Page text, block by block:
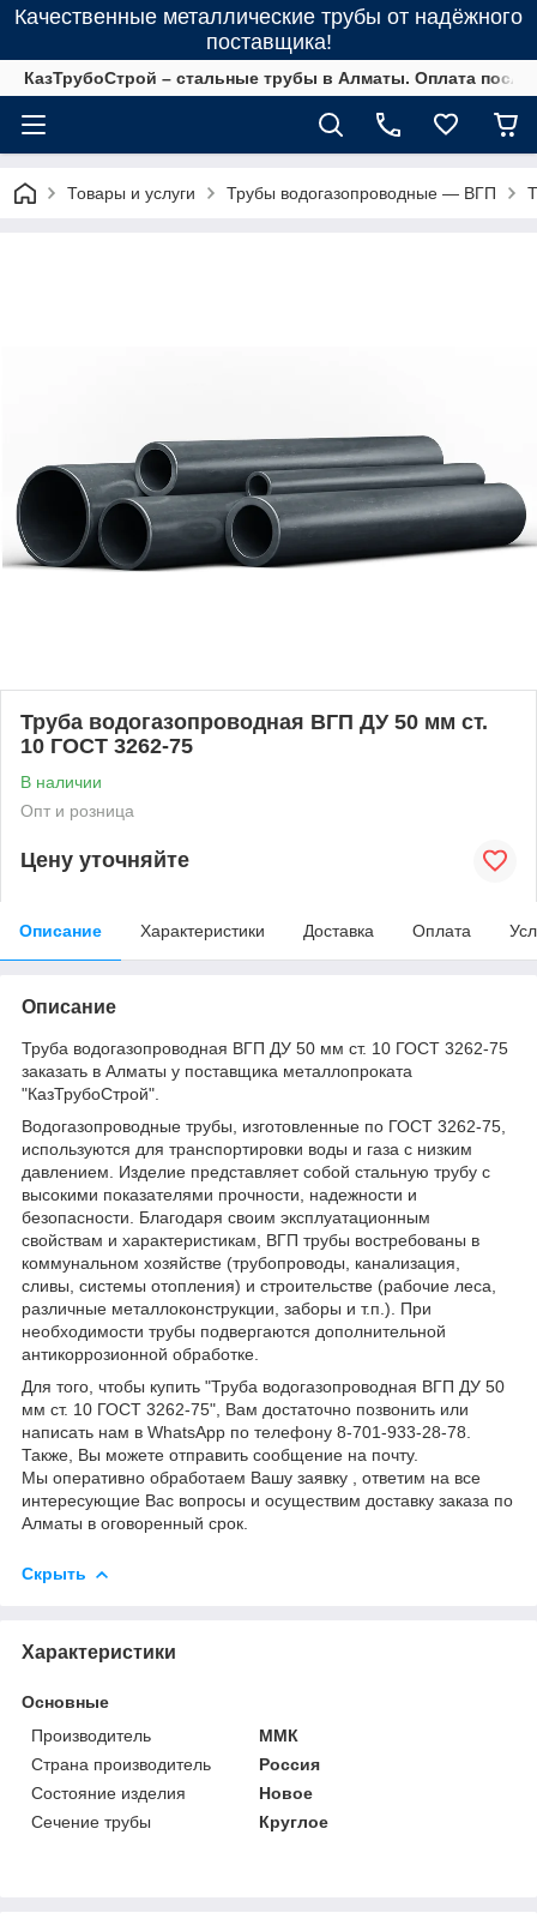
Качественные металлические трубы от надёжного
поставщика!
КазТрубоСтрой – стальные трубы в Алматы. Оплата
Товары и услуги Трубы водогазопроводные ― ВГП
Труба водогазопроводная ВГП ДУ 50 мм ст.
10 ГОСТ 3262-75
В наличии
Опт и розница
Цену уточняйте
Описание Характеристики Доставка Оплата
Описание
Труба водогазопроводная ВГП ДУ 50 мм ст. 10 ГОСТ 3262-75
заказать в Алматы у поставщика металлопроката
"КазТрубоСтрой".
Водогазопроводные трубы, изготовленные по ГОСТ 3262-75,
используются для транспортировки воды и газа с низким
давлением. Изделие представляет собой стальную трубу с
высокими показателями прочности, надежности и
безопасности. Благодаря своим эксплуатационным
свойствам и характеристикам, ВГП трубы востребованы в
коммунальном хозяйстве (трубопроводы, канализация,
сливы, системы отопления) и строительстве (рабочие леса,
различные металлоконструкции, заборы и т.п.). При
необходимости трубы подвергаются дополнительной
антикоррозионной обработке.
Для того, чтобы купить "Труба водогазопроводная ВГП ДУ 50
мм ст. 10 ГОСТ 3262-75", Вам достаточно позвонить или
написать нам в WhatsApp по телефону 8-701-933-28-78.
Также, Вы можете отправить сообщение на почту.
Мы оперативно обработаем Вашу заявку , ответим на все
интересующие Вас вопросы и осуществим доставку заказа по
Алматы в оговоренный срок.
Скрыть
Характеристики
Основные
Производитель
ММК
Страна производитель
Россия
Состояние изделия
Новое
Сечение трубы
Круглое